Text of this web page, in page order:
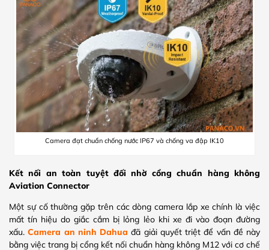
Camera đạt chuẩn chống nước IP67 và chống va đập IK10
Kết nối an toàn tuyệt đối nhờ cổng chuẩn hàng không
Aviation Connector
Một sự cố thường gặp trên các dòng camera lắp xe chính là việc
mất tín hiệu do giắc cắm bị lỏng lẻo khi xe đi vào đoạn đường
xấu.Camera an ninh Dahua đã giải quyết triệt để vấn đề này
bằng việc trang bị cổng kết nối chuẩn hàng không M12 với cơ chế